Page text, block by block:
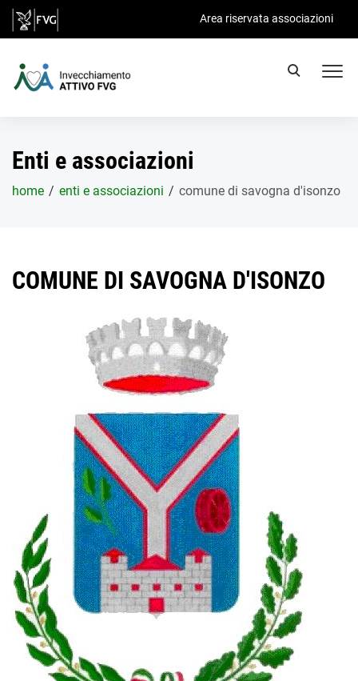
Salta al contenuto principale
Area riservata associazioni
Enti e associazioni
home enti e associazioni comune di savogna d'isonzo
COMUNE DI SAVOGNA D'ISONZO